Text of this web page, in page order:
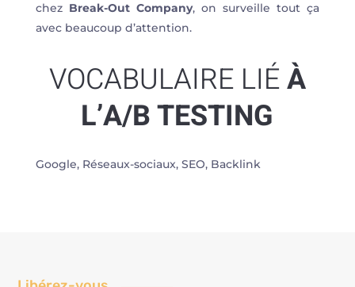
chezBreak-Out Company, on surveille tout ça
avec beaucoup d’attention.
VOCABULAIRE LIÉÀ
L’A/B TESTING
Google, Réseaux-sociaux, SEO, Backlink